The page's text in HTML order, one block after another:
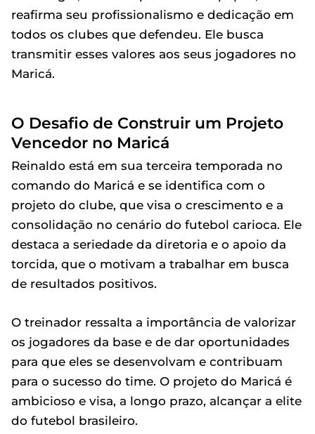
reafirma seu profissionalismo e dedicação em
todos os clubes que defendeu. Ele busca
transmitir esses valores aos seus jogadores no
Maricá.
O Desafio de Construir um Projeto
Vencedor no Maricá
Reinaldo está em sua terceira temporada no
comando do Maricá e se identifica com o
projeto do clube, que visa o crescimento e a
consolidação no cenário do futebol carioca. Ele
destaca a seriedade da diretoria e o apoio da
torcida, que o motivam a trabalhar em busca
de resultados positivos.
O treinador ressalta a importância de valorizar
os jogadores da base e de dar oportunidades
para que eles se desenvolvam e contribuam
para o sucesso do time. O projeto do Maricá é
ambicioso e visa, a longo prazo, alcançar a elite
do futebol brasileiro.